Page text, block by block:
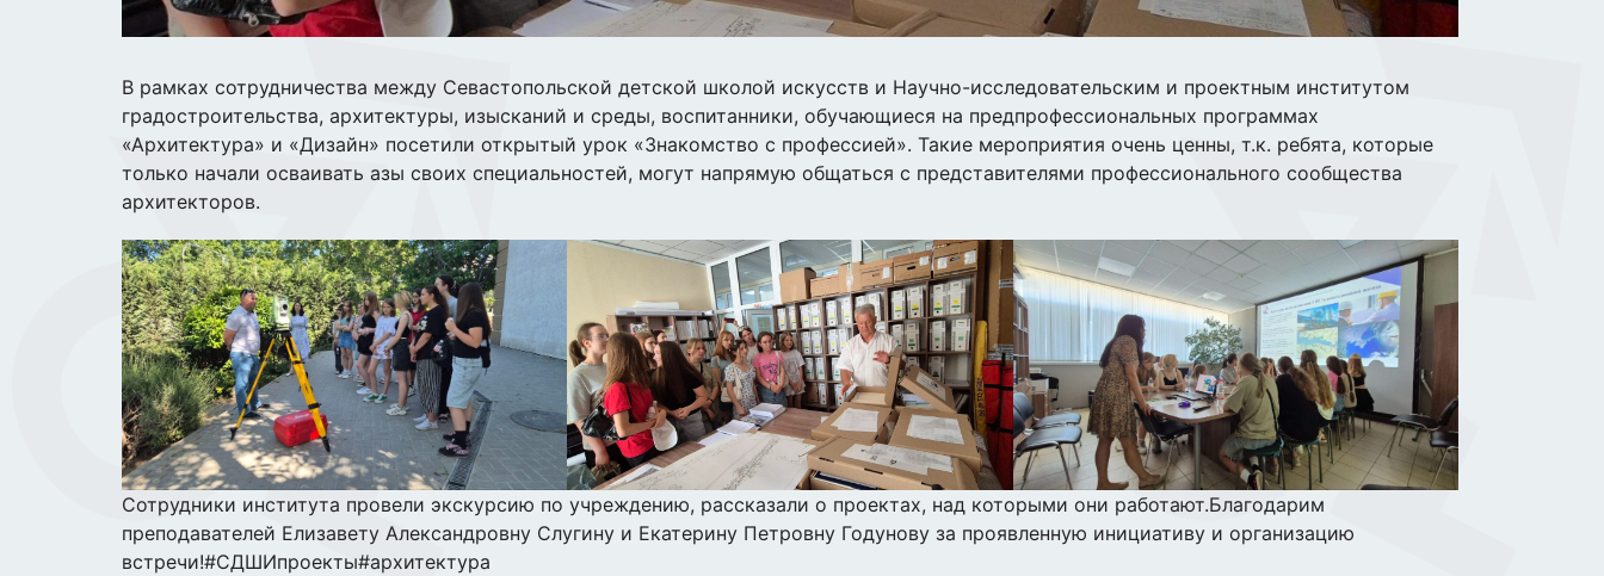
В рамках сотрудничества между Севастопольской детской школой искусств и Научно-исследовательским и проектным институтом
градостроительства, архитектуры, изысканий и среды, воспитанники, обучающиеся на предпрофессиональных программах
«Архитектура» и «Дизайн» посетили открытый урок «Знакомство с профессией». Такие мероприятия очень ценны, т.к. ребята, которые
только начали осваивать азы своих специальностей, могут напрямую общаться с представителями профессионального сообщества
архитекторов.
Сотрудники института провели экскурсию по учреждению, рассказали о проектах, над которыми они работают.Благодарим
преподавателей Елизавету Александровну Слугину и Екатерину Петровну Годунову за проявленную инициативу и организацию
встречи!#СДШИпроекты#архитектура